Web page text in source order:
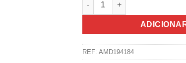
REF: AMD194184